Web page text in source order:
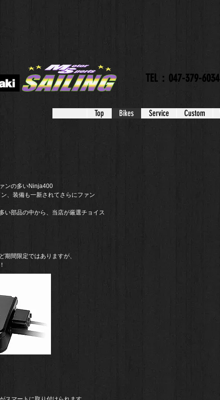
TEL：047-379-6034
Top Bikes Service Custom
ンの多いNinja400
、装備も一新されてさらにファン
い部品の中から、当店が厳選チョイス
間限定ではありますが、